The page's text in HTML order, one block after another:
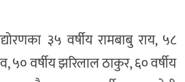
३५ वर्षीय रामबाबु राय, ५८
५० वर्षीय झरिलाल ठाकुर, ६० वर्षीय